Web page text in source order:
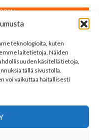
teknologioita, kuten
laitetietoja. Näiden
käsitellä tietoja,
tällä sivustolla.
voi vaikuttaa haitallisesti